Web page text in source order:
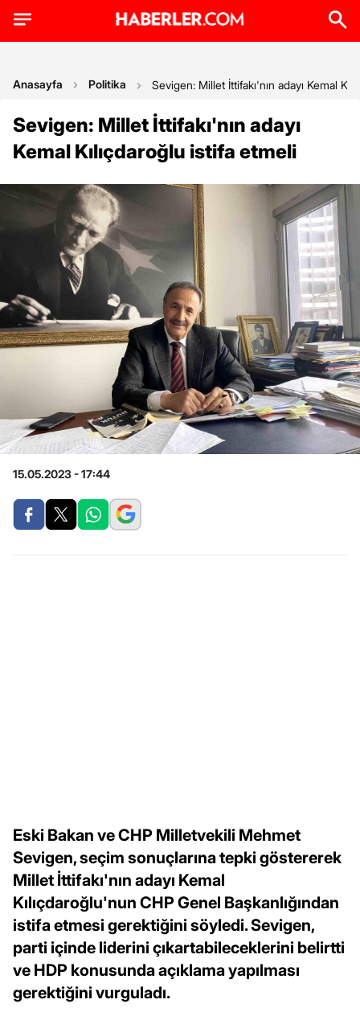
Anasayfa Politika Sevigen: Millet İttifakı'nın adayı Kemal
Sevigen: Millet İttifakı'nın adayı
Kemal Kılıçdaroğlu istifa etmeli
15.05.2023 - 17:44
Eski Bakan ve CHP Milletvekili Mehmet
Sevigen, seçim sonuçlarına tepki göstererek
Millet İttifakı'nın adayı Kemal
Kılıçdaroğlu'nun CHP Genel Başkanlığından
istifa etmesi gerektiğini söyledi. Sevigen,
parti içinde liderini çıkartabileceklerini belirtti
ve HDP konusunda açıklama yapılması
gerektiğini vurguladı.